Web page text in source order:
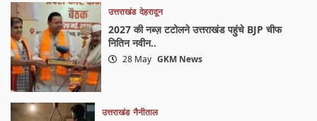
उत्तराखंड देहरादून
2027 की नब्ज़ टटोलने उत्तराखंड पहुंचे BJP चीफ
नितिन नवीन..
28 May GKM News
उत्तराखंड नैनीताल